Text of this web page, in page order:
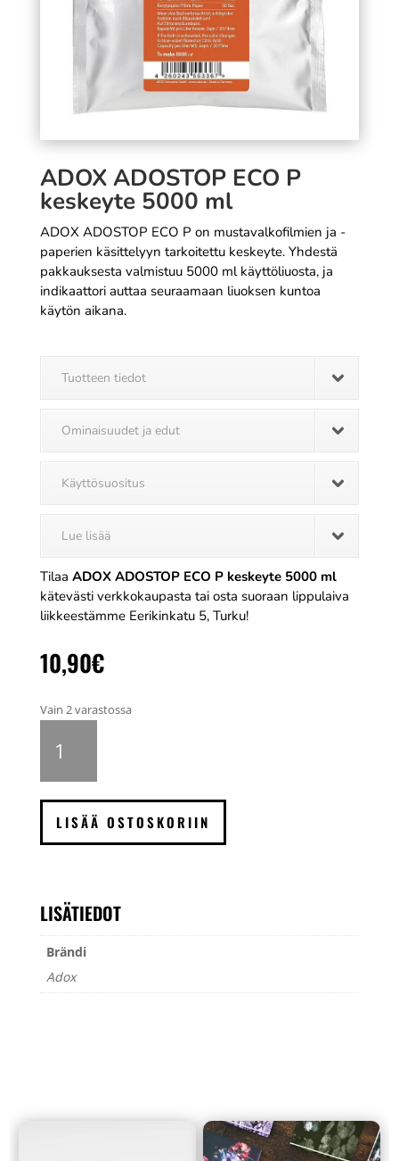
ADOX ADOSTOP ECO P
keskeyte 5000 ml
ADOX ADOSTOP ECO P on mustavalkofilmien ja -
paperien käsittelyyn tarkoitettu keskeyte. Yhdestä
pakkauksesta valmistuu 5000 ml käyttöliuosta, ja
indikaattori auttaa seuraamaan liuoksen kuntoa
käytön aikana.
Tuotteen tiedot
Ominaisuudet ja edut
Käyttösuositus
Lue lisää
Tilaa ADOX ADOSTOP ECO P keskeyte 5000 ml
kätevästi verkkokaupasta tai osta suoraan lippulaiva
liikkeestämme Eerikinkatu 5, Turku!
10,90€
Vain 2 varastossa
ADOSTOP
keskeyte
5000
LISÄÄ OSTOSKORIIN
LISÄTIEDOT
Brändi
Adox